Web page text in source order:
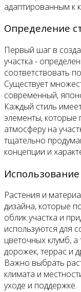
адаптированным к
Определение
Первый шаг в
участка -
соответствовать
Существует
современный,
Каждый стиль
элементы, которые
атмосферу на
тщательно
концепции и
Растения и
дизайна, которые
облик участка и
используются для
цветочных клумб,
дорожек, террас и
Важно выбрать
климата и
уходе и поддержке.